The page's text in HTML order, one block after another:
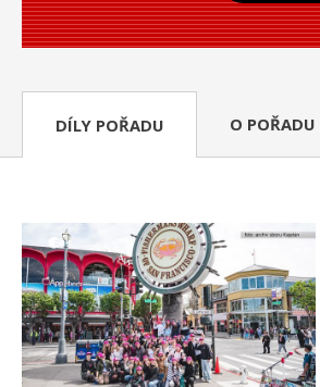
DÍLY POŘADU O POŘADU